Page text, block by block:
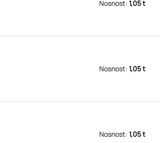
Nosnost: 1,05 t
Nosnost: 1,05 t
Nosnost: 1,05 t